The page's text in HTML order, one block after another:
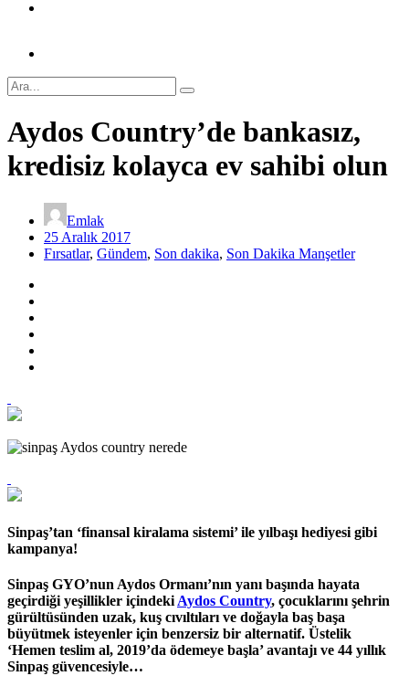
Aydos Country’de bankasız,
kredisiz kolayca ev sahibi olun
Emlak
25 Aralık 2017
Fırsatlar, Gündem, Son dakika, Son Dakika Manşetler
Sinpaş’tan ‘finansal kiralama sistemi’ ile yılbaşı hediyesi gibi
kampanya!
Sinpaş GYO’nun Aydos Ormanı’nın yanı başında hayata
geçirdiği yeşillikler içindeki Aydos Country, çocuklarını şehrin
gürültüsünden uzak, kuş cıvıltıları ve doğayla baş başa
büyütmek isteyenler için benzersiz bir alternatif. Üstelik
‘Hemen teslim al, 2019’da ödemeye başla’ avantajı ve 44 yıllık
Sinpaş güvencesiyle…